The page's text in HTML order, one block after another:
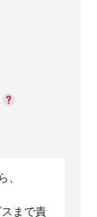
、
まで責